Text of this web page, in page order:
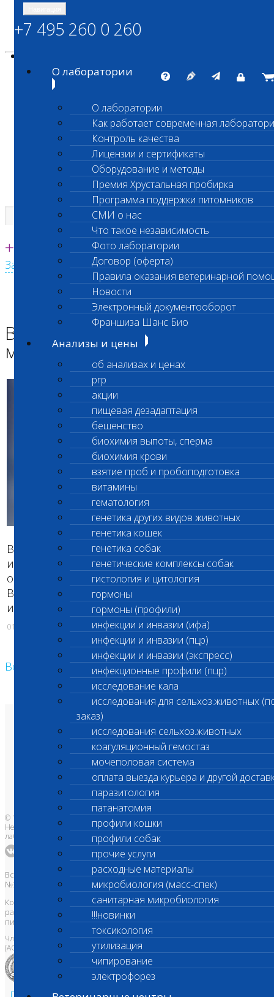
ШАНС БИО
Независимая ветеринарная лаборатория
Единая круглосуточная справочная
+7 495 260 0 260
Заказать звонок с сайта
+7 495 260 0 260
О лаборатории
О лаборатории
Как работает современная
Контроль качества
Лицензии и сертификаты
Оборудование и методы
Премия Хрустальная пробирка
Программа поддержки питомников
СМИ о нас
Что такое независимость
Фото лаборатории
Договор (оферта)
Правила оказания ветеринарной
Новости
Электронный документооборот
Франшиза Шанс Био
Анализы и цены
об анализах и ценах
prp
акции
пищевая дезадаптация
бешенство
биохимия выпоты, сперма
биохимия крови
взятие проб и пробоподготовка
витамины
гематология
генетика других видов животных
генетика кошек
генетика собак
генетические комплексы собак
гистология и цитология
гормоны
гормоны (профили)
инфекции и инвазии (ифа)
инфекции и инвазии (пцр)
инфекции и инвазии (экспресс)
инфекционные профили (пцр)
исследование кала
исследования для сельхоз.животных
заказ)
исследования сельхоз.животных
коагуляционный гемостаз
мочеполовая система
оплата выезда курьера и другой
паразитология
патанатомия
профили кошки
профили собак
прочие услуги
расходные материалы
микробиология (масс-спек)
санитарная микробиология
!!!новинки
токсикология
утилизация
чипирование
электрофорез
Главная страница
Возобновлен прием материала по коду 727
Возобновлен прием
материала по коду 727
Возобновлен прием материала на
исследование по коду 727 (Уреаплазма) (U.spp) c
оча количественная!!!
ВНИМАНИЕ! Изменилась стоимость данного
исследования
подробнее.
01.08.2018
Возврат к списку
О лаборатории
Анализы и цены
Ветеринарные центры
Владельцам
Врачам и клиникам
Бланки лаборатории
Банк донорской крови
Адреса лабораторий
© 1996-2026
Независимая ветеринарная
лаборатория Шанс Био
Все права защищены и охраняются законом. Товарный знак
№395740 от 2008 г. ООО "ШАНС БИО"
Копирование, тиражирование, а также использование материалов,
размещенных на сайтеwww.vetlab.ru
письменного разрешения Правообладателя
Член Национальной ветеринарной палаты
(АСРО НВП)
Политика в области персональных данных и конфиденциальности